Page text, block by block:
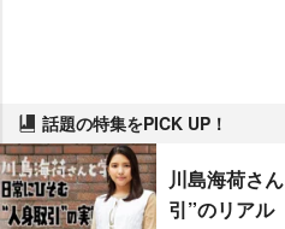
話題の特集をPICK UP！
川島海荷さ
引”のリアル